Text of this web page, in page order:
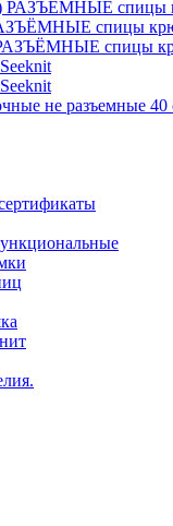
РАЗЪЁМНЫЕ спицы
спицы
спицы
не разъемные 40